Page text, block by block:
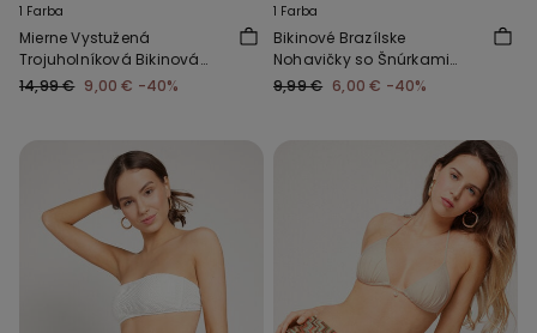
1 Farba
Mierne Vystužená
Trojuholníková Bikinová
Podprsenka Piqué Wave
14,99 € 9,00 € -40%
1 Farba
Bikinové Brazílske
Nohavičky so Šnúrkami
Piqué Wave
9,99 € 6,00 € -40%